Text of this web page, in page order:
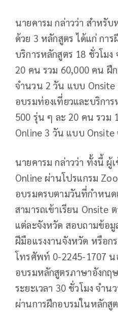
นายคารม กล่าวว่า สำหรั
ด้วย 3 หลักสูตร ได้แก่ กา
บริการหลักสูตร 18 ชั่วโม
20 คน รวม 60,000 คน ฝึ
จำนวน 2 วัน แบบ Onsite
อบรมท่องเที่ยวและบริกา
500 รุ่น ๆ ละ 20 คน รวม
Online 3 วัน แบบ
นายคารม กล่าวว่า ทั้งนี้ ผู้
Online ผ่านโปรแกรม
อบรมครบตามวันที่กำหนด
สามารถเข้าเรียน Onsite
แต่ละจังหวัด สอบถามข้อ
ฝีมือแรงงานจังหวัด หรือ
โทรศัพท์ 0-2245-1707 น
อบรมหลักสูตรภาษาอังกฤ
ระยะเวลา 30 ชั่วโมง จำ
ผ่านการฝึกอบรมในหลักสู